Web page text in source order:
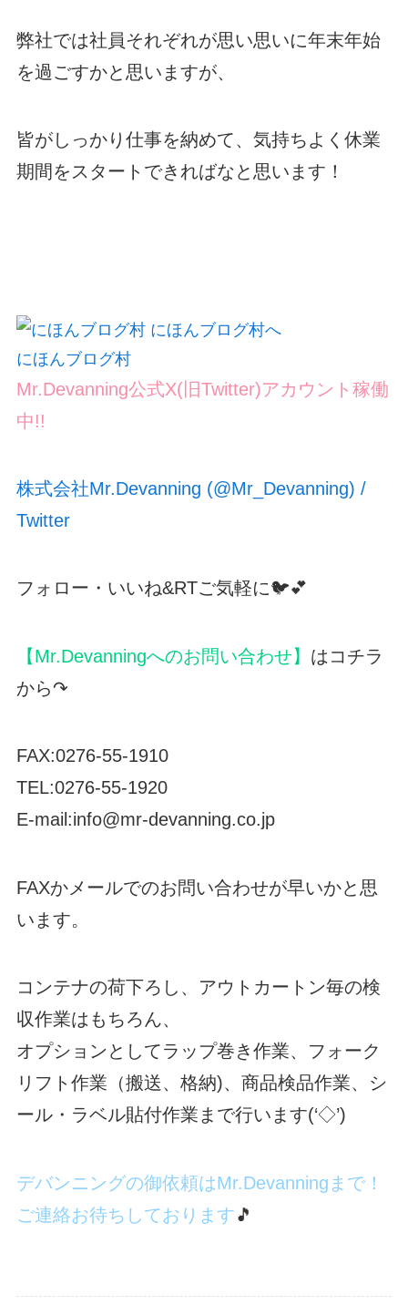
弊社では社員それぞれが思い思いに年末年始
を過ごすかと思いますが、
皆がしっかり仕事を納めて、気持ちよく休業
期間をスタートできればなと思います！
にほんブログ村
Mr.Devanning公式X(旧Twitter)アカウント稼働
中!!
株式会社Mr.Devanning (@Mr_Devanning) /
Twitter
フォロー・いいね&RTご気軽に🐦💕
【Mr.Devanningへのお問い合わせ】 はコチラ
から↷
FAX:0276-55-1910
TEL:0276-55-1920
E-mail:info@mr-devanning.co.jp
FAXかメールでのお問い合わせが早いかと思
います。
コンテナの荷下ろし、アウトカートン毎の検
収作業はもちろん、
オプションとしてラップ巻き作業、フォーク
リフト作業（搬送、格納)、商品検品作業、シ
ール・ラベル貼付作業まで行います(‘◇’)ゞ
デバンニングの御依頼はMr.Devanningまで！
ご連絡お待ちしております🎵